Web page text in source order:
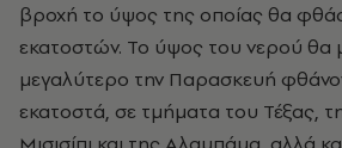
βροχή το ύψος της οποίας θα
εκατοστών. Το ύψος του νερού θα
μεγαλύτερο την Παρασκευή
εκατοστά, σε τμήματα του Τέξας,